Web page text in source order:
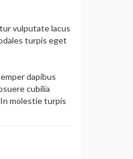
vulputate lacus
turpis eget
dapibus
cubilia
molestie turpis